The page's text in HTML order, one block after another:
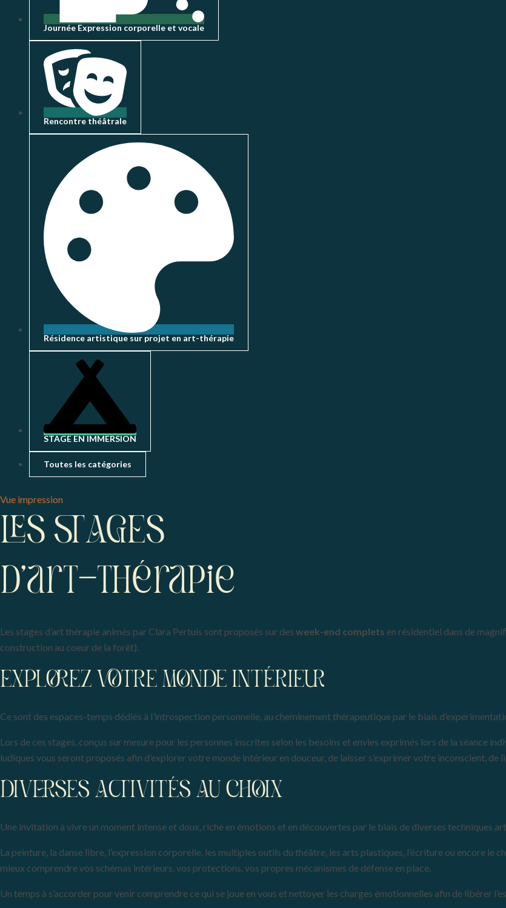
Journée Expression corporelle et vocale
Rencontre théâtrale
Résidence artistique sur projet en art-thérapie
STAGE EN IMMERSION
Toutes les catégories
Vue impression
LES STAGES
d'art-thérapie
Les stages d’art thérapie animés par Clara Pertuis sont proposés sur des week-end complets en résidentiel dans de
construction au coeur de la forêt).
EXPLOREZ VOTRE MONDE INTÉRIEUR
Ce sont des espaces-temps dédiés à l’introspection personnelle, au cheminement thérapeutique par le biais
Lors de ces stages, conçus sur mesure pour les personnes inscrites selon les besoins et envies exprimés lors de la séance
ludiques vous seront proposés afin d’explorer votre monde intérieur en douceur, de laisser s’exprimer votre inconscient, de
DIVERSES ACTIVITÉS AU CHOIX
Une invitation à vivre un moment intense et doux, riche en émotions et en découvertes par le biais de diverses techniques
La peinture, la danse libre, l’expression corporelle, les multiples outils du théâtre, les arts plastiques, l’écriture ou encore
mieux comprendre vos schémas intérieurs, vos protections, vos propres mécanismes de défense en place.
Un temps à s’accorder pour venir comprendre ce qui se joue en vous et nettoyer les charges émotionnelles afin de libérer